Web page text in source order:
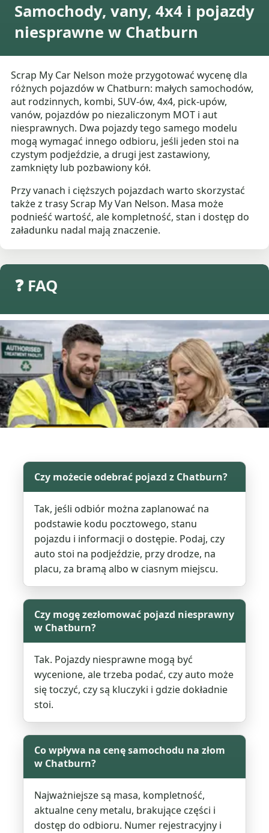
Samochody, vany, 4x4 i pojazdy
niesprawne w Chatburn
Scrap My Car Nelson może przygotować wycenę dla
różnych pojazdów w Chatburn: małych samochodów,
aut rodzinnych, kombi, SUV-ów, 4x4, pick-upów,
vanów, pojazdów po niezaliczonym MOT i aut
niesprawnych. Dwa pojazdy tego samego modelu
mogą wymagać innego odbioru, jeśli jeden stoi na
czystym podjeździe, a drugi jest zastawiony,
zamknięty lub pozbawiony kół.
Przy vanach i cięższych pojazdach warto skorzystać
także z trasy Scrap My Van Nelson. Masa może
podnieść wartość, ale kompletność, stan i dostęp do
załadunku nadal mają znaczenie.
❓ FAQ
Czy możecie odebrać pojazd z Chatburn?
Tak, jeśli odbiór można zaplanować na
podstawie kodu pocztowego, stanu
pojazdu i informacji o dostępie. Podaj, czy
auto stoi na podjeździe, przy drodze, na
placu, za bramą albo w ciasnym miejscu.
Czy mogę zezłomować pojazd niesprawny
w Chatburn?
Tak. Pojazdy niesprawne mogą być
wycenione, ale trzeba podać, czy auto może
się toczyć, czy są kluczyki i gdzie dokładnie
stoi.
Co wpływa na cenę samochodu na złom
w Chatburn?
Najważniejsze są masa, kompletność,
aktualne ceny metalu, brakujące części i
dostęp do odbioru. Numer rejestracyjny i